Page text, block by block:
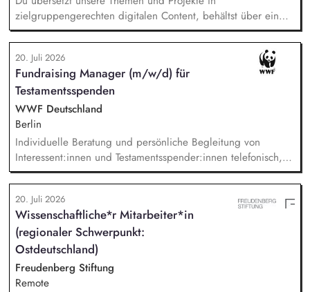
Digital Communications)
zielgruppengerechten digitalen Content, behältst über ein
systematisches Performance-Tracking den Erfolg unserer
Seiten und Mailings im Blick und berätst das Team als
strategische*r Sparringspartner*in für digitale Trends,
Plattformfragen und den Einsatz von KI. Du übernimmst die
technische und operative Betreuung unserer gesamten
Webseiten-Landschaft und verantwortest die strategische
Weiterentwicklung von HubSpot.
20. Juli 2026
Fundraising Manager (m/w/d) für
Testamentsspenden
WWF Deutschland
Berlin
Individuelle Beratung und persönliche Begleitung von
Interessent:innen und Testamentsspender:innen telefonisch,
per E-Mail sowie bei persönlichen Gesprächen. Strategische
Weiterentwicklung des Erbschaftsfundraisings und der Donor
Journeys – von der Lead-Akquise über Stewardship bis hin
zur individuellen Förder:innen-Kommunikation. Systematische
Planung, Steuerung und Umsetzung von Werbemaßnahmen,
Nachlass-Mailings oder Telefonie-Aktionen sowie die
Durchführung von analogen und digitalen Veranstaltungen.
20. Juli 2026
Wissenschaftliche*r Mitarbeiter*in
(regionaler Schwerpunkt:
Ostdeutschland)
Freudenberg Stiftung
Remote